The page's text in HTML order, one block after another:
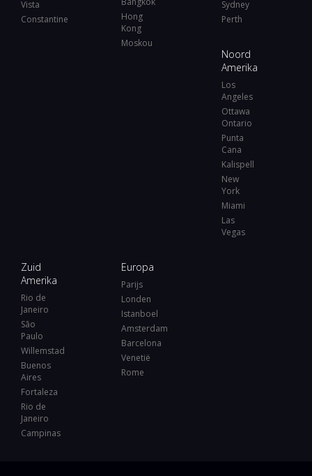
Vista
Constantine
Hong
Kong
Moskou
Sydney
Perth
Noord
Amerika
Los
Angeles
Ottawa
Ontario
Punta
Cana
Kalispell
New
York
Miami
Las
Vegas
Zuid
Amerika
Rio de
Janeiro
São
Paulo
Willemstad
Buenos
Aires
Fortaleza
Rio de
Janeiro
Campinas
Europa
Parijs
Londen
Istanboel
Amsterdam
Barcelona
Venetië
Rome